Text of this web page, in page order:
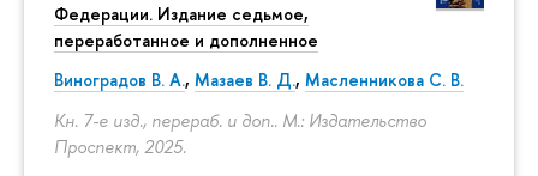
Федерации. Издание седьмое,
переработанное и дополненное
Виноградов В. А., Мазаев В. Д., Масленникова С. В.
Кн. 7-е изд., перераб. и доп.. М.: Издательство
Проспект, 2025.